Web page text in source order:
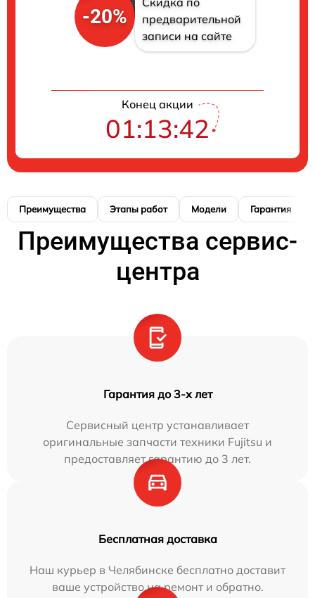
-20%
предварительной
записи на сайте
Конец акции
01:13:41
Преимущества Этапы работ Модели Гарантия
Преимущества сервис-
центра
Гарантия до 3-х лет
Сервисный центр устанавливает
оригинальные запчасти техники Fujitsu и
предоставляет гарантию до 3 лет.
Бесплатная доставка
Наш курьер в Челябинске бесплатно доставит
ваше устройство на ремонт и обратно.